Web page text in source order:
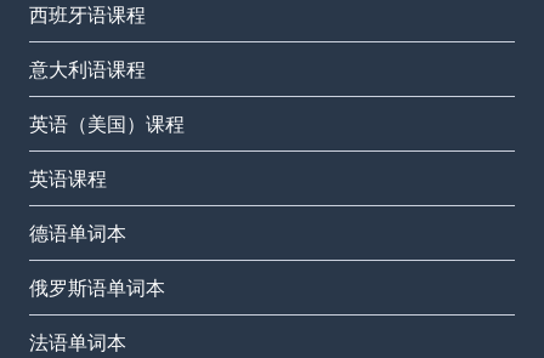
西班牙语课程
意大利语课程
英语（美国）课程
英语课程
德语单词本
俄罗斯语单词本
法语单词本